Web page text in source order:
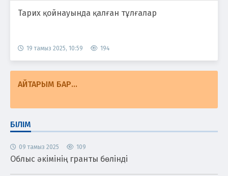
Тарих қойнауында қалған тұлғалар
19 тамыз 2025, 10:59 194
АЙТАРЫМ БАР...
БІЛІМ
09 тамыз 2025 109
Облыс әкімінің гранты бөлінді